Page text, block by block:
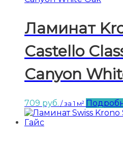
Ламинат
Castello
Canyon
709 руб. / за 1 м²